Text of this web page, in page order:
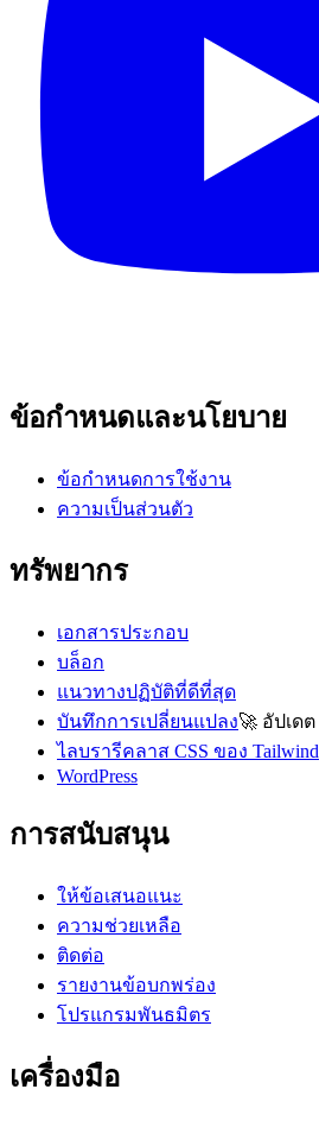
ข้อกำหนดและนโยบาย
ข้อกำหนดการใช้งาน
ความเป็นส่วนตัว
ทรัพยากร
เอกสารประกอบ
บล็อก
แนวทางปฏิบัติที่ดีที่สุด
บันทึกการเปลี่ยนแปลง🚀 อัปเดต
ไลบรารีคลาส CSS ของ Tailwind
WordPress
การสนับสนุน
ให้ข้อเสนอแนะ
ความช่วยเหลือ
ติดต่อ
รายงานข้อบกพร่อง
โปรแกรมพันธมิตร
เครื่องมือ